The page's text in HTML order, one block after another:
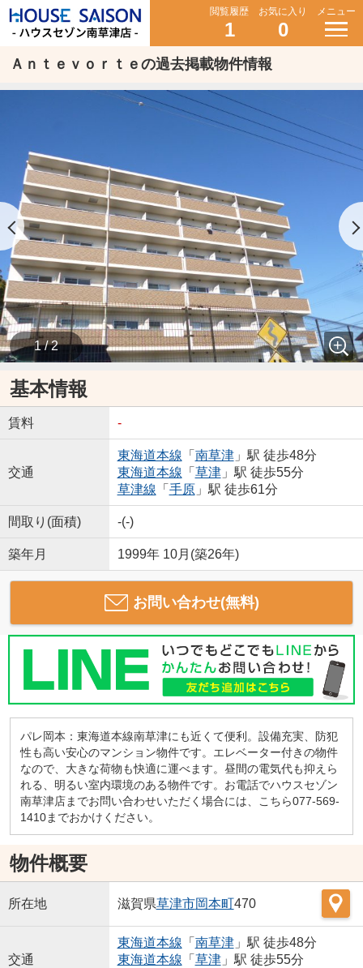
閲覧履歴
1
お気に入り
0
メニュー
Ａｎｔｅｖｏｒｔｅの過去掲載物件情報
1 / 2
基本情報
賃料 -
交通
東海道本線 「 南草津」駅 徒歩48分
東海道本線 「 草津」駅 徒歩55分
草津線 「 手原」駅 徒歩61分
間取り(面積) -(-)
築年月 1999年 10月(築26年)
お問い合わせ(無料)
パレ岡本：東海道本線南草津にも近くて便利。設備充実、防犯
性も高い安心のマンション物件です。エレベーター付きの物件
なので、大きな荷物も快適に運べます。昼間の電気代も抑えら
れる、明るい室内環境のある物件です。お電話でハウスセゾン
南草津店までお問い合わせいただく場合には、こちら077-569-
1410までおかけください。
物件概要
所在地 滋賀県草津市岡本町470
交通
東海道本線 「 南草津」駅 徒歩48分
東海道本線 「 草津」駅 徒歩55分